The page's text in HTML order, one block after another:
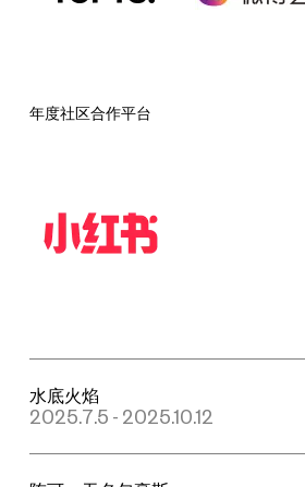
年度社区合作平台
水底火焰
2025.7.5 - 2025.10.12